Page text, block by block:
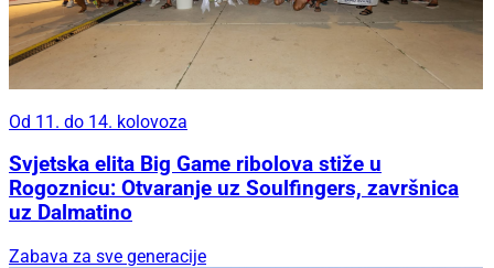
Od 11. do 14. kolovoza
Svjetska elita Big Game ribolova stiže u
Rogoznicu: Otvaranje uz Soulfingers, završnica
uz Dalmatino
Zabava za sve generacije